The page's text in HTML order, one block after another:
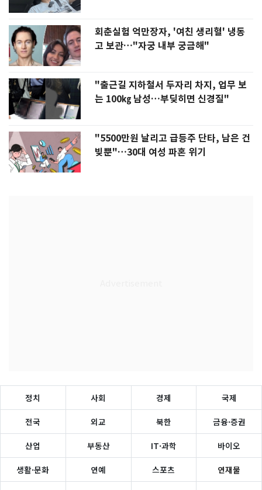
회춘실험 억만장자, '여친 생리혈' 냉동
고 보관…"자궁 내부 궁금해"
"출근길 지하철서 두자리 차지, 업무 보
는 100㎏ 남성…부딪히면 신경질"
"5500만원 날리고 급등주 단타, 남은 건
빚뿐"…30대 여성 파혼 위기
정치 사회 경제 국제
전국 외교 북한 금융·증권
산업 부동산 IT·과학 바이오
생활·문화 연예 스포츠 연재물